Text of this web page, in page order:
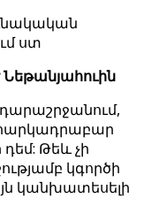
ստ
Նեթանյահուին
Թեև չի
կգործի
կանխատեսելի